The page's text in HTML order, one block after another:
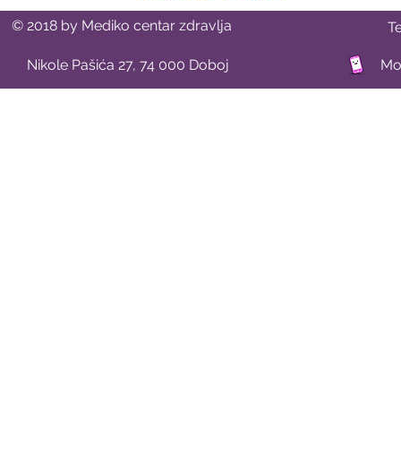
© 2018 by Mediko centar zdravlja
Nikole Pašića 27, 74 000 Doboj